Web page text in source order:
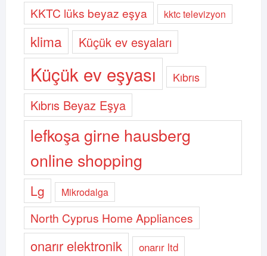
KKTC lüks beyaz eşya kktc televizyon
klima Küçük ev esyaları
Küçük ev eşyası Kıbrıs
Kıbrıs Beyaz Eşya
lefkoşa girne hausberg
online shopping
Lg Mikrodalga
North Cyprus Home Appliances
onarır elektronik
onarır ltd